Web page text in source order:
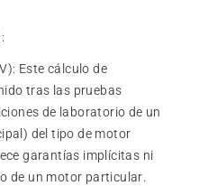
: Este cálculo de
tras las pruebas
de laboratorio de un
del tipo de motor
garantías implícitas ni
de un motor particular.